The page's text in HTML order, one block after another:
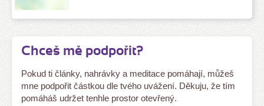
Chceš mě podpořit?
Pokud ti články, nahrávky a meditace pomáhají, můžeš
mne podpořit částkou dle tvého uvážení. Děkuju, že tím
pomáháš udržet tenhle prostor otevřený.